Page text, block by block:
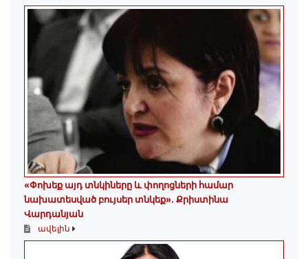
«Փոխեք այդ տնկիները և փողոցների համար
նախատեսված բույսեր տնկեք». Քրիստինա
Վարդանյան
ավելին